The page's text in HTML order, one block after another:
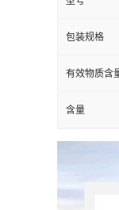
包装规格
有效物质含
含量